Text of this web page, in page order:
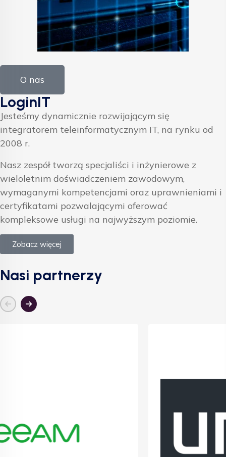
O nas
LoginIT
Jesteśmy dynamicznie rozwijającym się
integratorem teleinformatycznym IT, na rynku od
2008 r.
Nasz zespół tworzą specjaliści i inżynierowe z
wieloletnim doświadczeniem zawodowym,
wymaganymi kompetencjami oraz uprawnieniami i
certyfikatami pozwalającymi oferować
kompleksowe usługi na najwyższym poziomie.
Zobacz więcej
Nasi partnerzy